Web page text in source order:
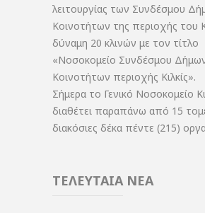
λειτουργίας των Συνδέσμου
Κοινοτήτων της περιοχής του
δύναμη 20 κλινών με τον τίτλο
«Νοσοκομείο Συνδέσμου
Κοινοτήτων περιοχής Κιλκίς».
Σήμερα το Γενικό Νοσοκομείο
διαθέτει παραπάνω από 15
διακόσιες δέκα πέντε (215)
ΤΕΛΕΥΤΑΙΑ ΝΕΑ